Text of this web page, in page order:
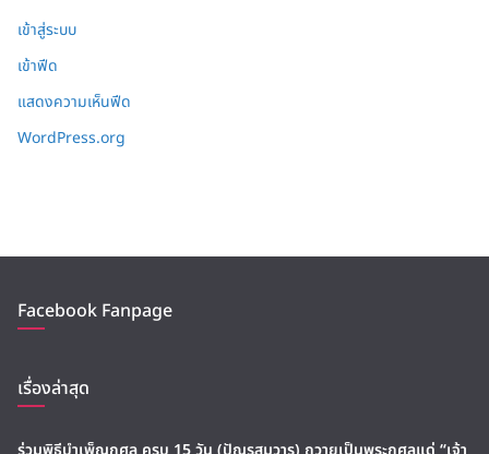
เข้าสู่ระบบ
เข้าฟีด
แสดงความเห็นฟีด
WordPress.org
Facebook Fanpage
เรื่องล่าสุด